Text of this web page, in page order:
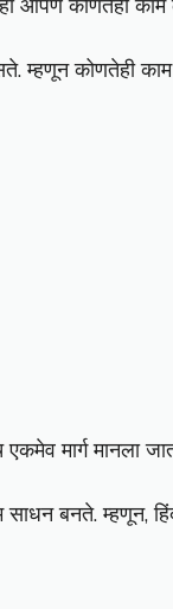
म्हणून कोणतेही
मार्ग मानला
बनते. म्हणून,